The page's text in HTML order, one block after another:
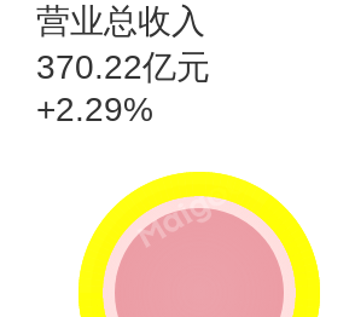
营业总收入
370.22亿元
+2.29%